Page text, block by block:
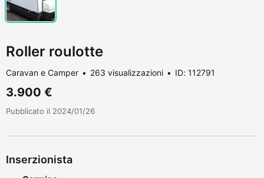
Roller roulotte
Caravan e Camper 263 visualizzazioni ID: 112791
3.900 €
Pubblicato il 2024/01/26
Inserzionista